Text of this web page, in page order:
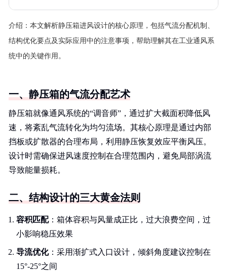
介绍： 本文解析静压箱进风设计的核心原理，包括气流分配机制、
结构优化要点及实际应用中的注意事项，帮助理解其在工业通风系
统中的关键作用。
一、静压箱的气流分配艺术
静压箱就像通风系统的“调音师”，通过扩大截面积降低风
速，将紊乱气流转化为均匀流场。其核心原理是通过内部
挡板或扩散器的合理布局，利用静压恢复效应平衡风压。
设计时需确保进风速度控制在合理范围内，避免局部涡流
导致能量损耗。
二、结构设计的三大黄金法则
容积匹配：箱体容积与风量成正比，过大浪费空间，过
小影响稳压效果
导流优化：采用渐扩式入口设计，倾斜角度建议控制在
15°-25°之间